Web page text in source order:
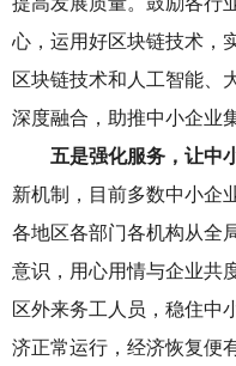
心，运用好区块链技术，
区块链技术和人工智能、
深度融合，助推中小企业
五是强化服务，让中
新机制，目前多数中小企
各地区各部门各机构从全
意识，用心用情与企业共
区外来务工人员，稳住中
济正常运行，经济恢复便